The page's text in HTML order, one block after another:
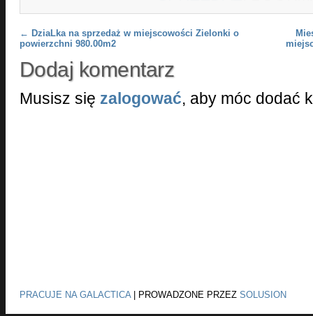
Post navigation
← DziaLka na sprzedaż w miejscowości Zielonki o
powierzchni 980.00m2
Dodaj komentarz
Musisz się zalogować, aby móc dodać
PRACUJE NA GALACTICA| PROWADZONE PRZEZ SOLUSION